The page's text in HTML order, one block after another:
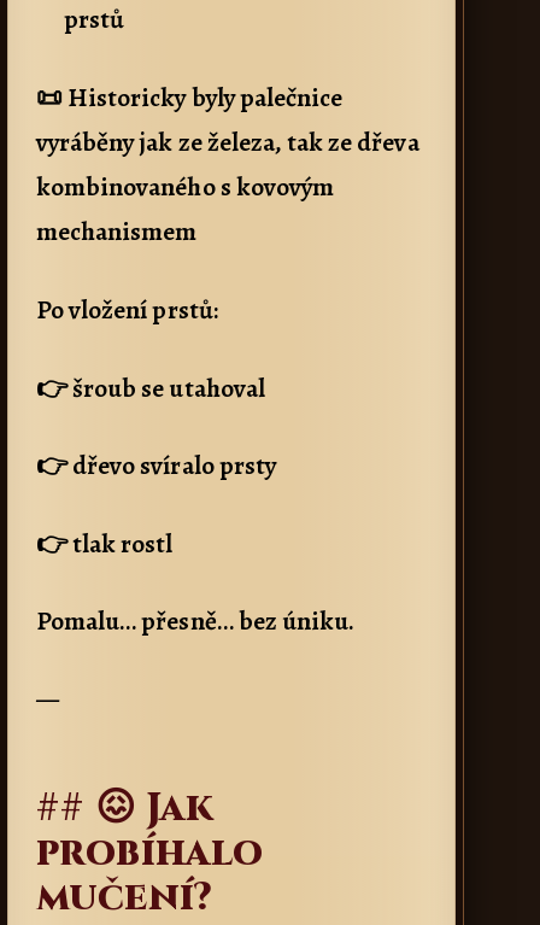
prstů
📜 Historicky byly palečnice
vyráběny jak ze železa, tak ze dřeva
kombinovaného s kovovým
mechanismem
Po vložení prstů:
👉 šroub se utahoval
👉 dřevo svíralo prsty
👉 tlak rostl
Pomalu… přesně… bez úniku.
—
## 😖 Jak
probíhalo
mučení?